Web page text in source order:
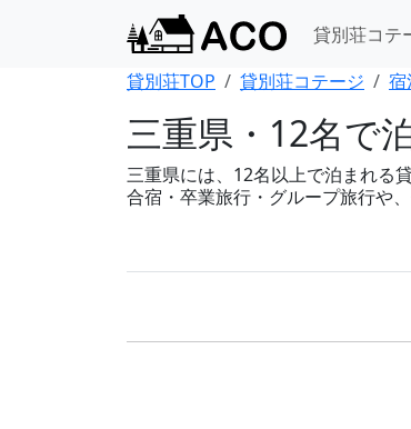
貸別荘コテ
貸別荘TOP
貸別荘コテージ 宿
三重県・12名で
三重県には、12名以上で泊まれる
合宿・卒業旅行・グループ旅行や